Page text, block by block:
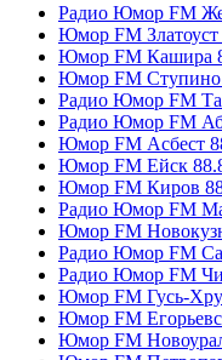
Радио Юмор FM
Юмор FM
Юмор FM Кашира
Юмор FM Ступино
Радио Юмор FM
Радио Юмор FM
Юмор FM Асбест
Юмор FM Ейск
Юмор FM Киров
Радио Юмор FM
Юмор FM
Радио Юмор FM
Радио Юмор FM
Юмор FM Гусь-
Юмор FM
Юмор FM